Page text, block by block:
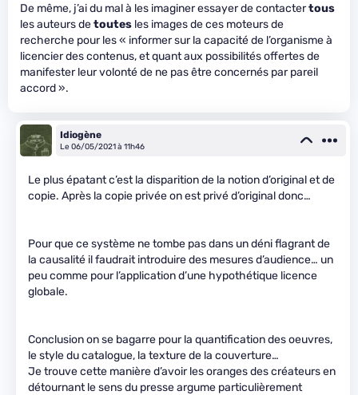
De même, j’ai du mal à les imaginer essayer de contactertous
les auteurs detoutes les images de ces moteurs de
recherche pour les « informer sur la capacité de l’organisme à
licencier des contenus, et quant aux possibilités offertes de
manifester leur volonté de ne pas être concernés par pareil
accord ».
Idiogène
Le 06/05/2021 à 11h46
Le plus épatant c’est la disparition de la notion d’original et de
copie. Après la copie privée on est privé d’original donc…
Pour que ce système ne tombe pas dans un déni flagrant de
la causalité il faudrait introduire des mesures d’audience… un
peu comme pour l’application d’une hypothétique licence
globale.
Conclusion on se bagarre pour la quantification des oeuvres,
le style du catalogue, la texture de la couverture…
Je trouve cette manière d’avoir les oranges des créateurs en
détournant le sens du presse argume particulièrement